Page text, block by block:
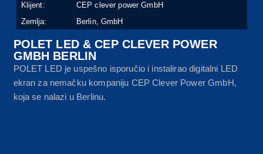
Klijent:
CEP clever power GmbH
Zemlja:
Berlin, GmbH
POLET LED & CEP CLEVER POWER
GMBH BERLIN
POLET LED je uspešno isporučio i instalirao digitalni LED
ekran za nemačku kompaniju CEP Clever Power GmbH,
koja se nalazi u Berlinu.